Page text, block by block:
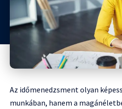
Az időmenedzsment olyan
munkában, hanem a